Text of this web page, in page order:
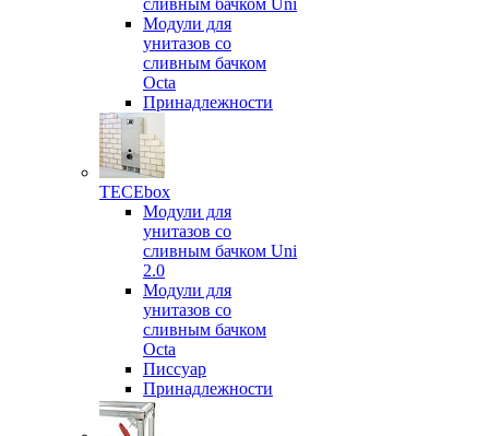
сливным бачком Uni
Модули для
унитазов со
сливным бачком
Octa
Принадлежности
TECEbox
Модули для
унитазов со
сливным бачком Uni
2.0
Модули для
унитазов со
сливным бачком
Octa
Писсуар
Принадлежности